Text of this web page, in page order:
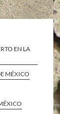
EN LA
MÉXICO